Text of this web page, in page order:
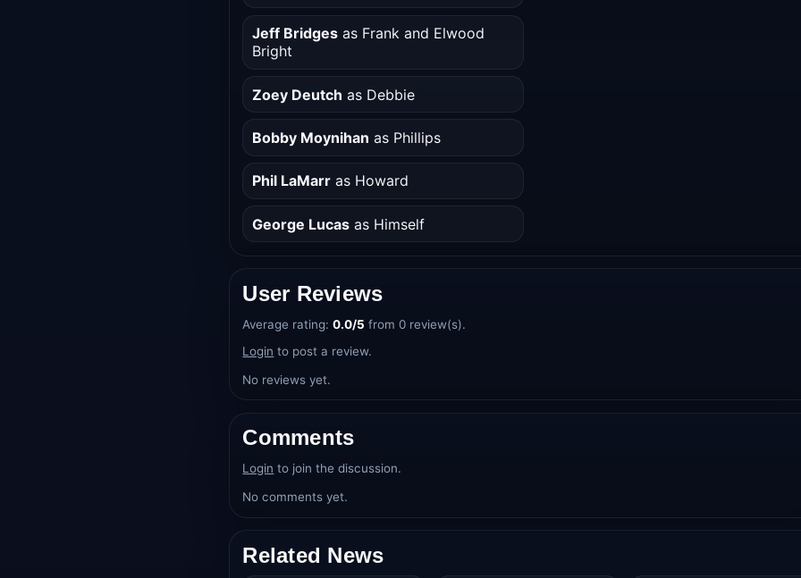
Jeff Bridgesas Frank and Elwood
Bright
Zoey Deutch as Debbie
Bobby Moynihan as Phillips
Phil LaMarras Howard
George Lucasas Himself
User Reviews
Average rating:0.0/5 from 0 review(s).
Login to post a review.
No reviews yet.
Comments
Login to join the discussion.
No comments yet.
Related News